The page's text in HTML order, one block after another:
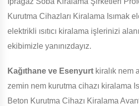
Kurutma Cihazları Kiralama Isımak
elektrikli ısıtıcı kiralama işlerinizi
ekibimizle yanınızdayız.
Kağıthane ve Esenyurt kiralık nem
zemin nem kurutma cihazı kiralama
Beton Kurutma Cihazı Kiralama